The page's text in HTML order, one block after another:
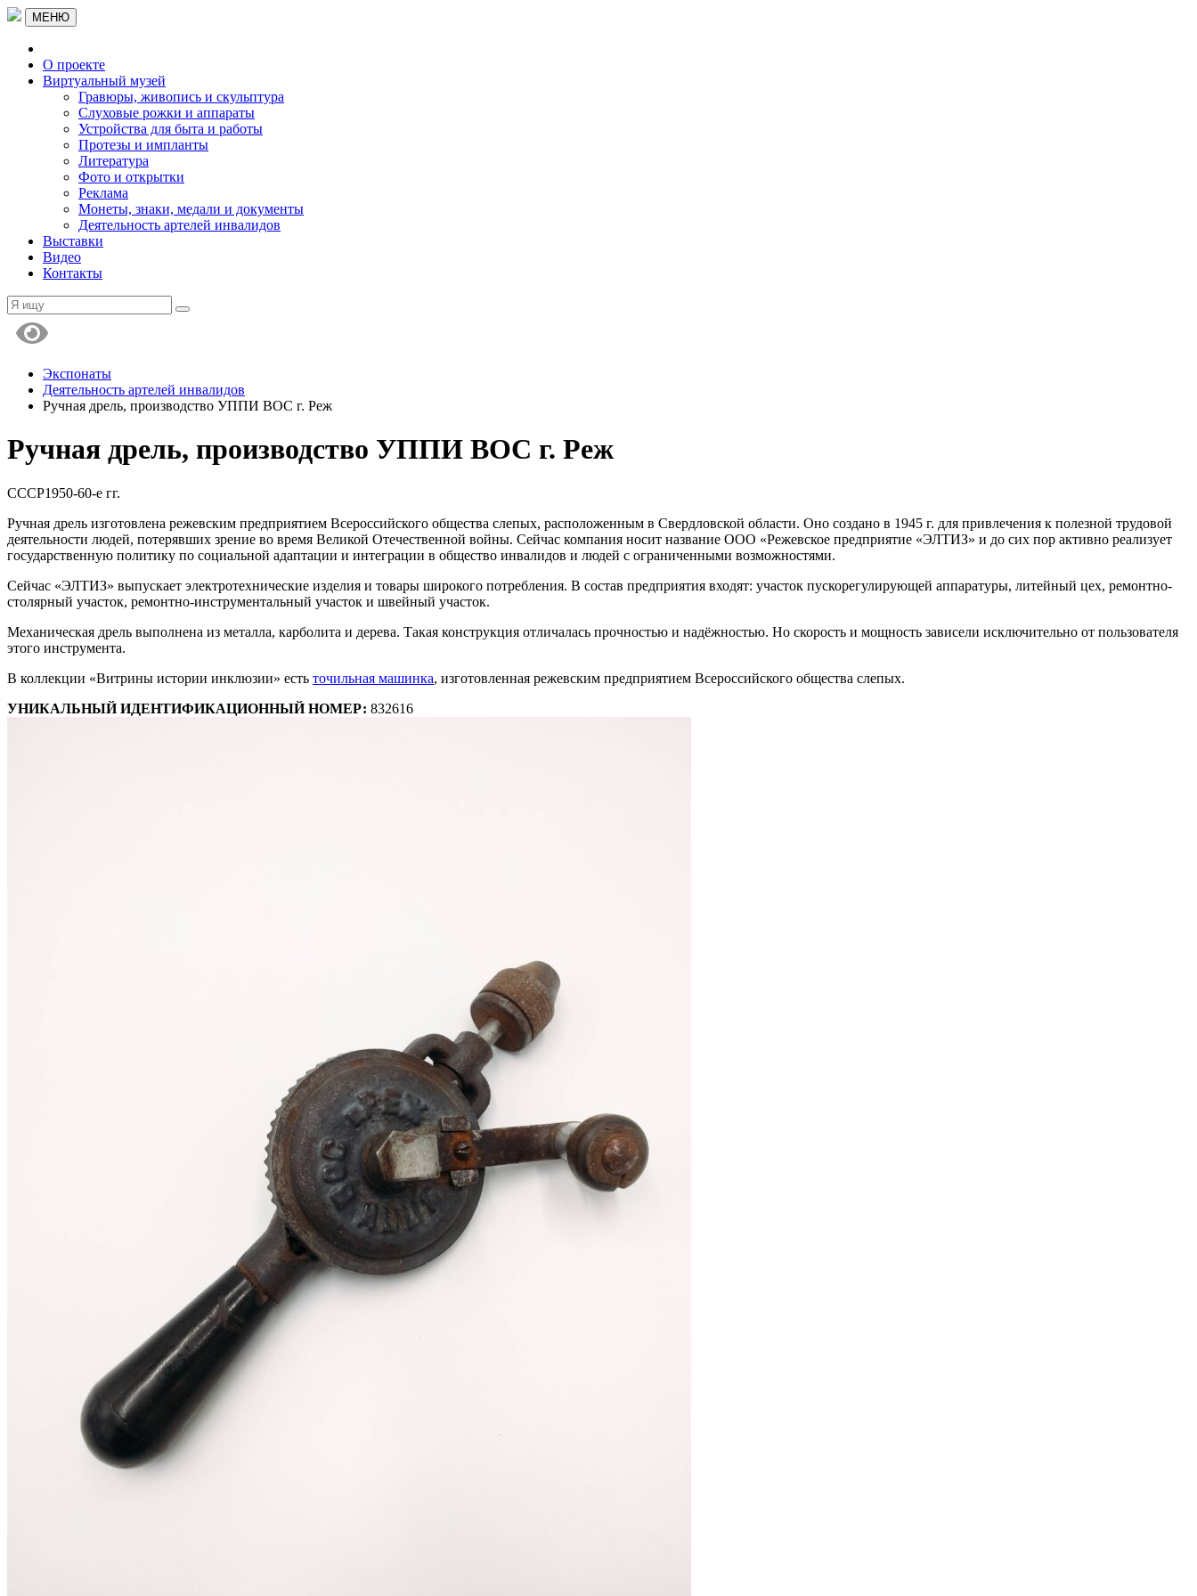
МЕНЮ
О проекте
Виртуальный музей
Гравюры, живопись и скульптура
Слуховые рожки и аппараты
Устройства для быта и работы
Протезы и импланты
Литература
Фото и открытки
Реклама
Монеты, знаки, медали и документы
Деятельность артелей инвалидов
Выставки
Видео
Контакты
Экспонаты
Деятельность артелей инвалидов
Ручная дрель, производство УППИ ВОС г. Реж
Ручная дрель, производство УППИ ВОС г. Реж
СССР1950-60-е гг.
Ручная дрель изготовлена режевским предприятием Всероссийского общества слепых, расположенным в Свердловской области. Оно создано в 1945 г. для привлечения к полезной трудовой
деятельности людей, потерявших зрение во время Великой Отечественной войны. Сейчас компания носит название ООО «Режевское предприятие «ЭЛТИЗ» и до сих пор активно реализует
государственную политику по социальной адаптации и интеграции в общество инвалидов и людей с ограниченными возможностями.
Сейчас «ЭЛТИЗ» выпускает электротехнические изделия и товары широкого потребления. В состав предприятия входят: участок пускорегулирующей аппаратуры, литейный цех, ремонтно-
столярный участок, ремонтно-инструментальный участок и швейный участок.
Механическая дрель выполнена из металла, карболита и дерева. Такая конструкция отличалась прочностью и надёжностью. Но скорость и мощность зависели исключительно от пользователя
этого инструмента.
В коллекции «Витрины истории инклюзии» есть точильная машинка, изготовленная режевским предприятием Всероссийского общества слепых.
УНИКАЛЬНЫЙ ИДЕНТИФИКАЦИОННЫЙ НОМЕР: 832616